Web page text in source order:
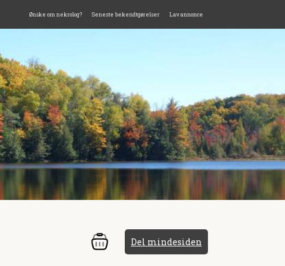
Ønske om nekrolog? Seneste bekendtgørelser Lav annonce
Del mindesiden